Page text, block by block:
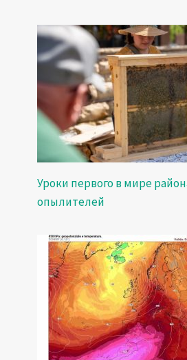
Уроки первого в мире
опылителей